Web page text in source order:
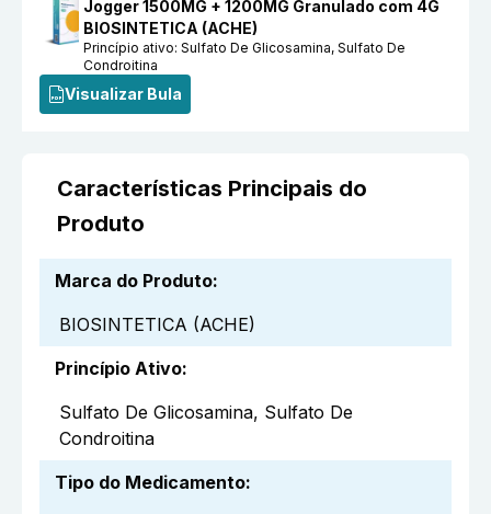
Jogger 1500MG + 1200MG Granulado com 4G
BIOSINTETICA (ACHE)
Princípio ativo:Sulfato De Glicosamina, Sulfato De
Condroitina
Visualizar Bula
Características Principais do
Produto
Marca do Produto:
BIOSINTETICA (ACHE)
Princípio Ativo:
Sulfato De Glicosamina, Sulfato De
Condroitina
Tipo do Medicamento: